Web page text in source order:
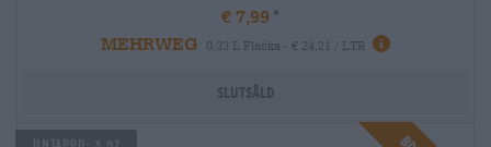
€ 7,99
MEHRWEG
0,33 L Flaska - € 24,21 / LTR
Slutsåld